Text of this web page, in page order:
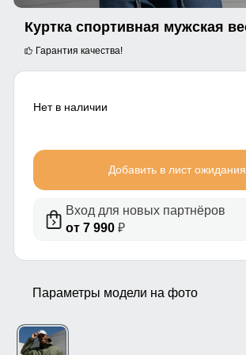
Гарантия качества!
Нет в наличии
Добавить в лист ожидания
Вход для новых партнёров
от 7 990₽
Параметры модели на фото